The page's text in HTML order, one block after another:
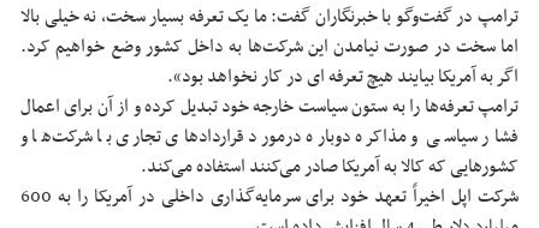
ترامپ در گفت‌وگو با خبرنگاران گفت: ما یک تعرفه بسیار سخت، نه خیلی بالا
اما سخت در صورت نیامدن این شرکت‌ها به داخل کشور وضع خواهیم کرد.
اگر به آمریکا بیایند هیچ تعرفه ای در کار نخواهد بود».
ترامپ تعرفه‌ها را به ستون سیاست خارجه خود تبدیل کرده و از آن برای اعمال
فشار سیاسی و مذاکره دوباره درمورد قراردادهای تجاری با شرکت‌ها و
کشورهایی که کالا به آمریکا صادر می‌کنند استفاده می‌کند.
شرکت اپل اخیراً تعهد خود برای سرمایه‌گذاری داخلی در آمریکا را به 600